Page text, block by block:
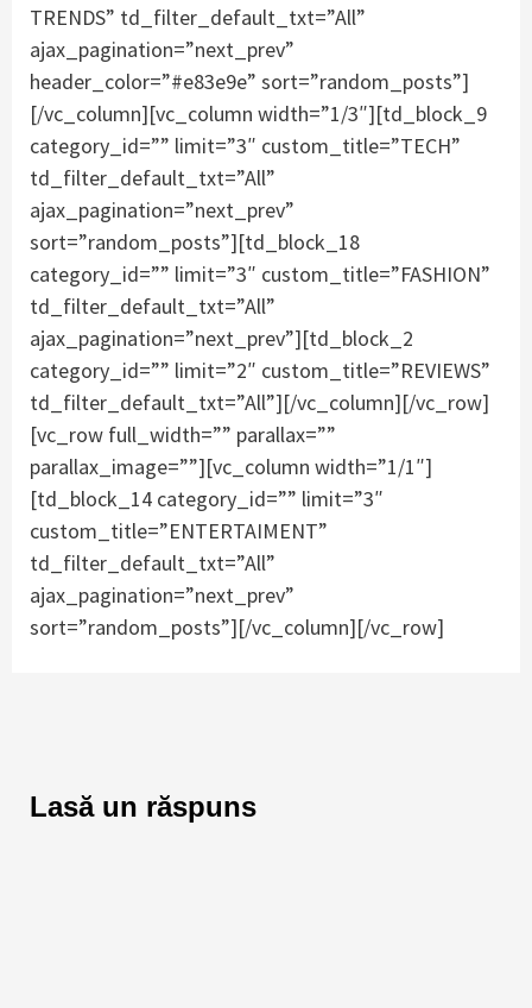
TRENDS” td_filter_default_txt=”All”
ajax_pagination=”next_prev”
header_color=”#e83e9e” sort=”random_posts”]
[/vc_column][vc_column width=”1/3″][td_block_9
category_id=”” limit=”3″ custom_title=”TECH”
td_filter_default_txt=”All”
ajax_pagination=”next_prev”
sort=”random_posts”][td_block_18
category_id=”” limit=”3″ custom_title=”FASHION”
td_filter_default_txt=”All”
ajax_pagination=”next_prev”][td_block_2
category_id=”” limit=”2″ custom_title=”REVIEWS”
td_filter_default_txt=”All”][/vc_column][/vc_row]
[vc_row full_width=”” parallax=””
parallax_image=””][vc_column width=”1/1″]
[td_block_14 category_id=”” limit=”3″
custom_title=”ENTERTAIMENT”
td_filter_default_txt=”All”
ajax_pagination=”next_prev”
sort=”random_posts”][/vc_column][/vc_row]
Lasă un răspuns